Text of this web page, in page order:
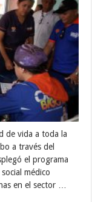
de vida a toda la
a través del
el programa
médico
en el sector …